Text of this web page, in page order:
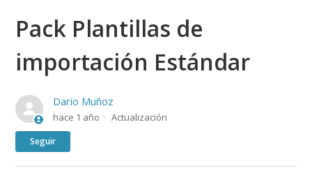
Pack Plantillas de
importación Estándar
Dario Muñoz
hace 1 año Actualización
Seguir